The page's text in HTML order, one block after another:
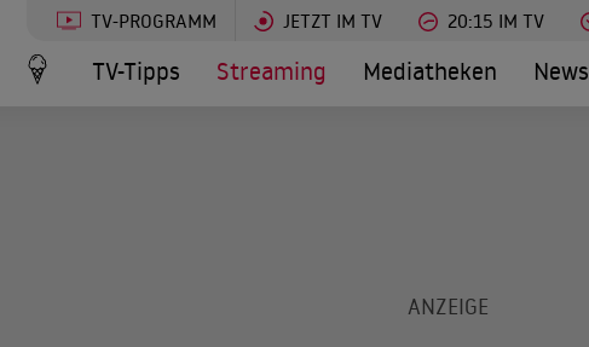
TV-PROGRAMM JETZT IM TV 20:15 IM TV
TV-Tipps Streaming Mediatheken News